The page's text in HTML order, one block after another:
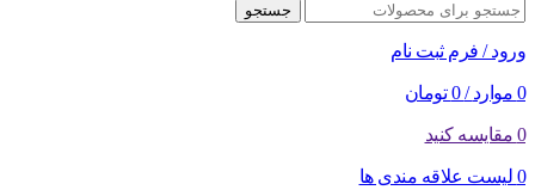
جستجو
ورود / فرم ثبت نام
0 موارد /
0 تومان
0 مقایسه کنید
0 لیست علاقه مندی ها